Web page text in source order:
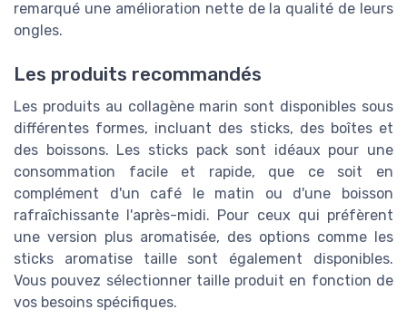
remarqué une amélioration nette de la qualité de leurs
ongles.
Les produits recommandés
Les produits au collagène marin sont disponibles sous
différentes formes, incluant des sticks, des boîtes et
des boissons. Les sticks pack sont idéaux pour une
consommation facile et rapide, que ce soit en
complément d'un café le matin ou d'une boisson
rafraîchissante l'après-midi. Pour ceux qui préfèrent
une version plus aromatisée, des options comme les
sticks aromatise taille sont également disponibles.
Vous pouvez sélectionner taille produit en fonction de
vos besoins spécifiques.